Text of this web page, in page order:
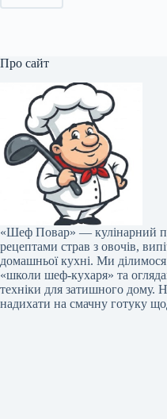
Про сайт
«Шеф Повар» — кулінарний
рецептами страв з овочів,
домашньої кухні. Ми ділимося
«школи шеф-кухаря» та
техніки для затишного дому.
надихати на смачну готуку